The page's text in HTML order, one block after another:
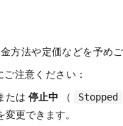
方法や定価などを予めご
注意ください：
たは 停止中 （ Stopped
更できます。